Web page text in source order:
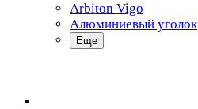
Arbiton Vigo
Алюминиевый уголок
Еще